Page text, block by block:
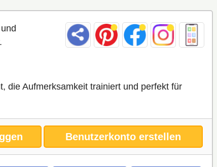
und
die Aufmerksamkeit trainiert und perfekt für
Benutzerkonto erstellen